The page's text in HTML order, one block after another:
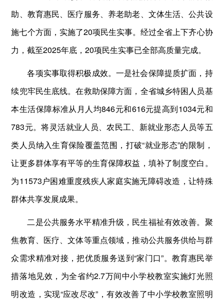
助、教育惠民、医疗服务、养老助老、文体生活、公共设
施七个方面，实施了20项民生实事。经过全省上下齐心协
力，截至2025年底，20项民生实事已全部高质量完成。
各项实事取得积极成效。一是社会保障提质扩面，持
续兜牢民生底线。在救助保障方面，全省城乡特困人员基
本生活保障标准从月人均846元和616元提高到1034元和
783元。将灵活就业人员、农民工、新就业形态人员等五
类人员纳入生育保险覆盖范围，打破“就业形态”的限制，
让更多群体享有平等的生育保障权益，填补了制度空白。
为11573户困难重度残疾人家庭实施无障碍改造，让特殊
群体共享发展成果。
二是公共服务水平精准升级，民生福祉有效改善。聚
焦教育、医疗、文体等重点领域，推动公共服务供给与群
众需求精准对接，把优质服务送到“家门口”。教育惠民举
措落地见效，为全省约2.7万间中小学校教室实施灯光照
明改造，实现“应改尽改”，有效改善了中小学校教室照明